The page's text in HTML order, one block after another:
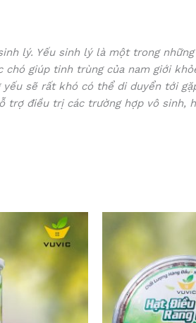
lý. Yếu sinh lý là một trong
giúp tinh trùng của nam giới
sẽ rất khó có thể di duyển tới
trợ điều trị các trường hợp vô sinh,